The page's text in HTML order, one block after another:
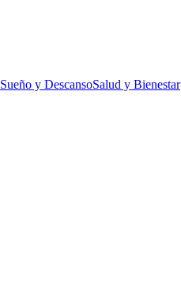
Sueño y DescansoSalud y Bienestar